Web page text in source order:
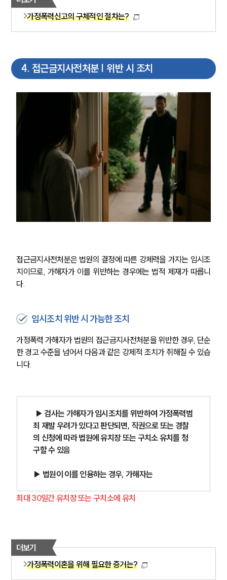
부소개
오시는 길
글로벌 파트너 로펌
고객의 소리
업무사례
이혼 주요 업무사례
사례분석/최신동향
이혼소송·상담후기
업무분야
이혼 양육비계산기
가정폭력신고의 구체적인 절차는?
4. 접근금지사전처분 | 위반 시 조치
접근금지사전처분은 법원의 결정에 따른 강제력을 가지는 임시조
치이므로, 가해자가 이를 위반하는 경우에는 법적 제재가 따릅니
다.
임시조치 위반 시 가능한 조치
가정폭력 가해자가 법원의 접근금지사전처분을 위반한 경우, 단순
한 경고 수준을 넘어서 다음과 같은 강제적 조치가 취해질 수 있습
니다.
▶ 검사는 가해자가 임시조치를 위반하여 가정폭력범
죄 재발 우려가 있다고 판단되면, 직권으로 또는 경찰
의 신청에 따라 법원에 유치장 또는 구치소 유치를 청
구할 수 있음
▶ 법원이 이를 인용하는 경우, 가해자는
최대 30일간 유치장 또는 구치소에 유치
더보기
가정폭력이혼을 위해 필요한 증거는?